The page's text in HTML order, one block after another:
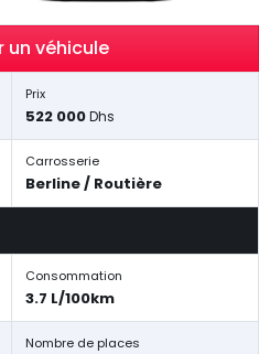
un véhicule
Prix
522 000Dhs
Carrosserie
Berline / Routière
Consommation
3.7 L/100km
Nombre de places